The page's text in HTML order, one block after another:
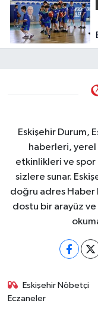
Eskişehir Durum,
haberleri,
etkinlikleri ve spor
sizlere sunar.
doğru adres Haber
dostu bir arayüz
Eskişehir Nöbetçi
Eczaneler